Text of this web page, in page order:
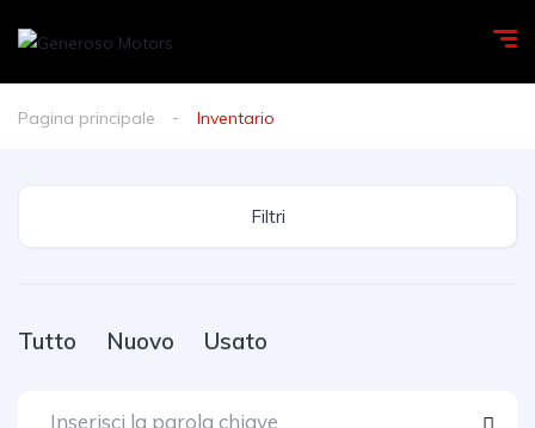
Pagina principale Inventario
Filtri
Tutto Nuovo Usato